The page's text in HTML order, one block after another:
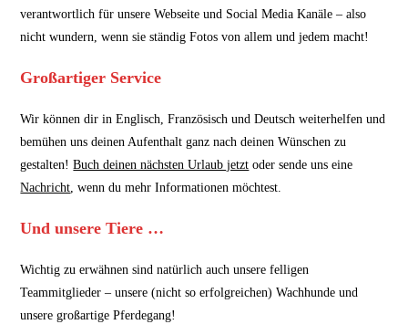
verantwortlich für unsere Webseite und Social Media Kanäle – also
nicht wundern, wenn sie ständig Fotos von allem und jedem macht!
Großartiger Service
Wir können dir in Englisch, Französisch und Deutsch weiterhelfen und
bemühen uns deinen Aufenthalt ganz nach deinen Wünschen zu
gestalten!Buch deinen nächsten Urlaub jetzt oder sende uns eine
Nachricht, wenn du mehr Informationen möchtest.
Und unsere Tiere …
Wichtig zu erwähnen sind natürlich auch unsere felligen
Teammitglieder – unsere (nicht so erfolgreichen) Wachhunde und
unsere großartige Pferdegang!